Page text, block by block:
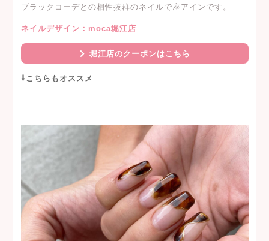
ブラックコーデとの相性抜群のネイルで座アインです。
ネイルデザイン：moca堀江店
堀江店のクーポンはこちら
⇩こちらもオススメ